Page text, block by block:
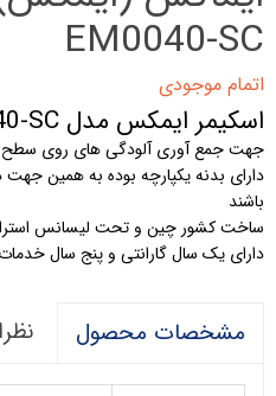
EM0040-SC
اتمام موجودی
اسکیمر ایمکس مدل EM 0040-SC
جهت جمع آوری آلودگی های روی سطح آب
دارای بدنه یکپارچه بوده به همین
باشند
ساخت کشور چین و تحت لیسانس
دارای یک سال گارانتی و پنج سال
مشخصات محصول